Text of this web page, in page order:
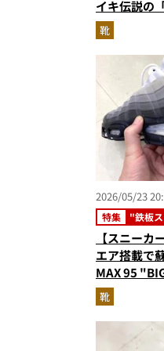
イキ伝説の
ほか【スニ
ングベスト3
靴
2026/05/23
特集 "鉄板
【スニーカ
エア搭載で
MAX 95
ターが試し履
靴